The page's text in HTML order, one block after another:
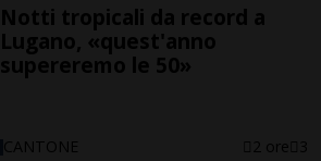
Notti tropicali da record a
Lugano, «quest'anno
supereremo le 50»
CANTONE 2 ore 3